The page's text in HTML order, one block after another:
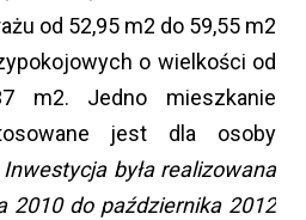
od 52,95 m2 do 59,55 m2
o wielkości od
m2. Jedno mieszkanie
jest dla osoby
Inwestycja była realizowana
2010 do października 2012